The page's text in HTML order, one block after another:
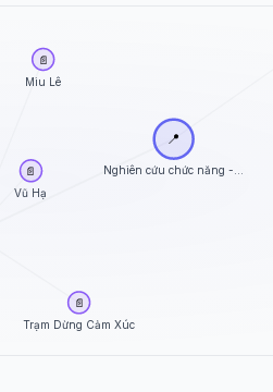
Nghiên cứu chức năng -...
📍
Vũ Hạ
📄
Trạm Dừng Cảm Xúc
📄
Miu Lê
📄